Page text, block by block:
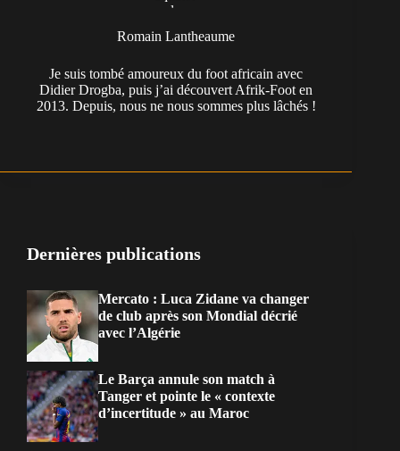
Romain Lantheaume
Je suis tombé amoureux du foot africain avec
Didier Drogba, puis j’ai découvert Afrik-Foot en
2013. Depuis, nous ne nous sommes plus lâchés !
Dernières publications
Mercato : Luca Zidane va changer
de club après son Mondial décrié
avec l’Algérie
Le Barça annule son match à
Tanger et pointe le « contexte
d’incertitude » au Maroc